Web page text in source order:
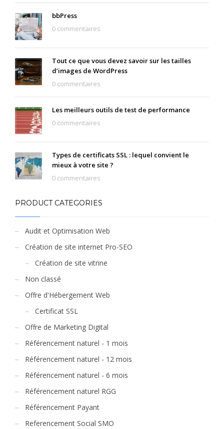
bbPress
0 commentaires
Tout ce que vous devez savoir sur les tailles
d’images de WordPress
0 commentaires
Les meilleurs outils de test de performance
0 commentaires
Types de certificats SSL : lequel convient le
mieux à votre site ?
0 commentaires
PRODUCT CATEGORIES
Audit et Optimisation Web
Création de site internet Pro-SEO
Création de site vitrine
Non classé
Offre d'Hébergement Web
Certificat SSL
Offre de Marketing Digital
Référencement naturel - 1 mois
Référencement naturel - 12 mois
Référencement naturel - 6 mois
Référencement naturel RGG
Référencement Payant
Referencement Social SMO